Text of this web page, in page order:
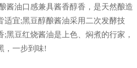
酱油口感兼具酱香醇香，是天然酿造
适宜;黑豆醇酿酱油采用二次发酵技
黑豆红烧酱油是上色、焖煮的行家，
，一步到味!